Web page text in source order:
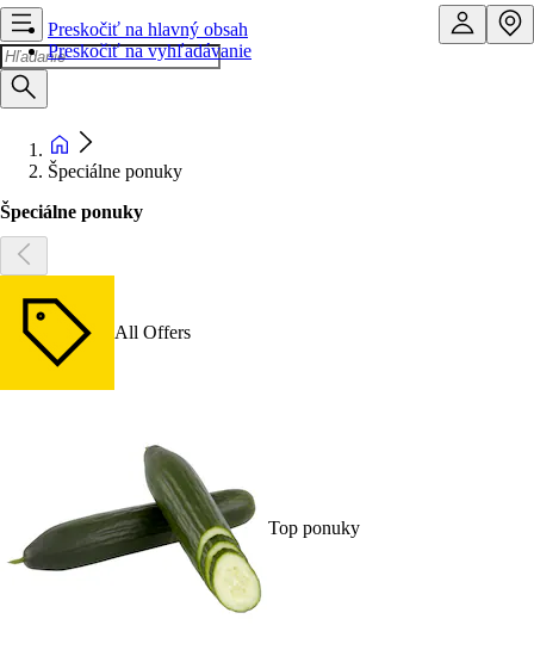
Preskočiť na hlavný obsah
Preskočiť na vyhľadávanie
Špeciálne ponuky
Špeciálne ponuky
All Offers
Top ponuky